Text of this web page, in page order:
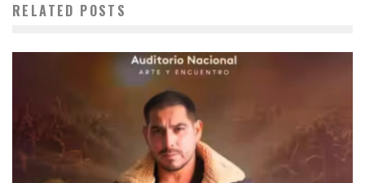
RELATED POSTS